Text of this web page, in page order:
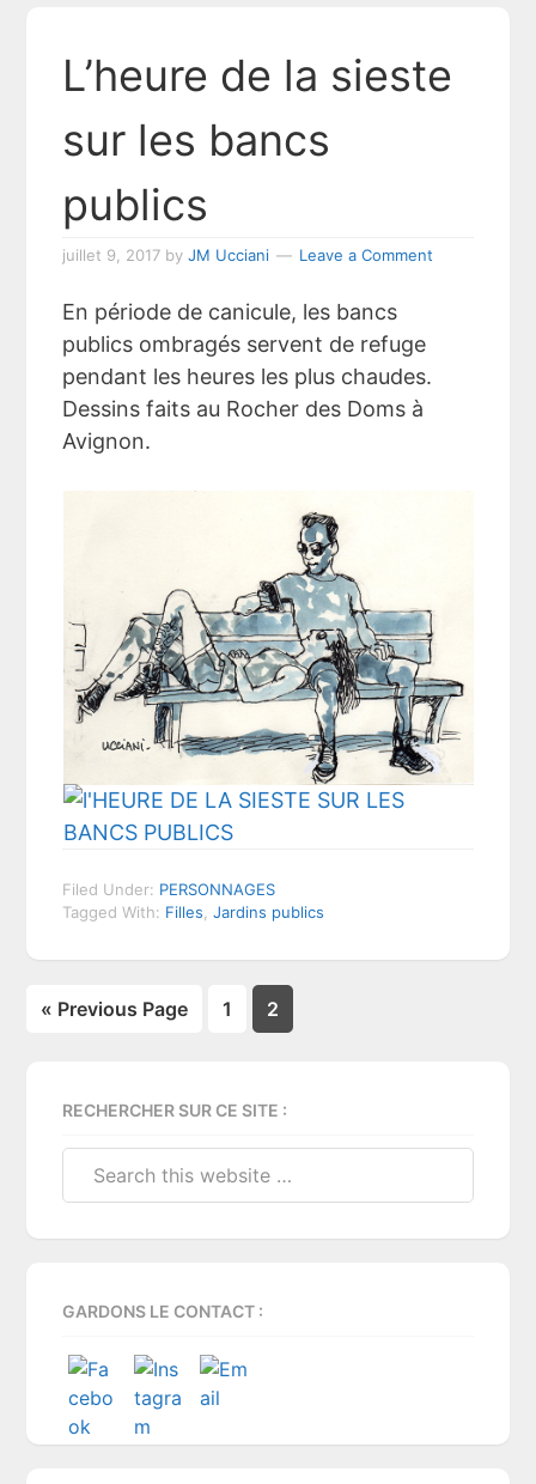
L’heure de la sieste
sur les bancs
publics
juillet 9, 2017 byJM Ucciani Leave a Comment
En période de canicule, les bancs
publics ombragés servent de refuge
pendant les heures les plus chaudes.
Dessins faits au Rocher des Doms à
Avignon.
Filed Under: PERSONNAGES
Tagged With: Filles,Jardins publics
« Previous Page Page
1 Page
2
Sidebar
RECHERCHER SUR CE SITE :
GARDONS LE CONTACT :